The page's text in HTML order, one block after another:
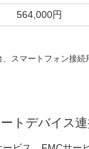
564,000円
スマートフォン接続
トデバイス